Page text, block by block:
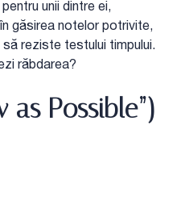
unii dintre ei,
găsirea notelor potrivite,
să reziste testului timpului.
răbdarea?
as Possible”)